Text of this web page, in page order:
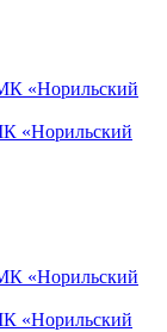
«Норильский
«Норильский
«Норильский
«Норильский